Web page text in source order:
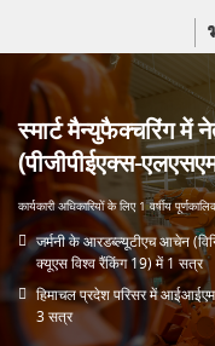
स्मार्ट मैन्युफैक्चरिंग में
(पीजीपीईएक्स-
कार्यकारी अधिकारियों के लिए 1 वर्षीय
जर्मनी के आरडब्ल्यूटीएच आचेन
क्यूएस विश्व रैंकिंग 19) में 1 सत्र
हिमाचल प्रदेश परिसर में आईआईएम
3 सत्र